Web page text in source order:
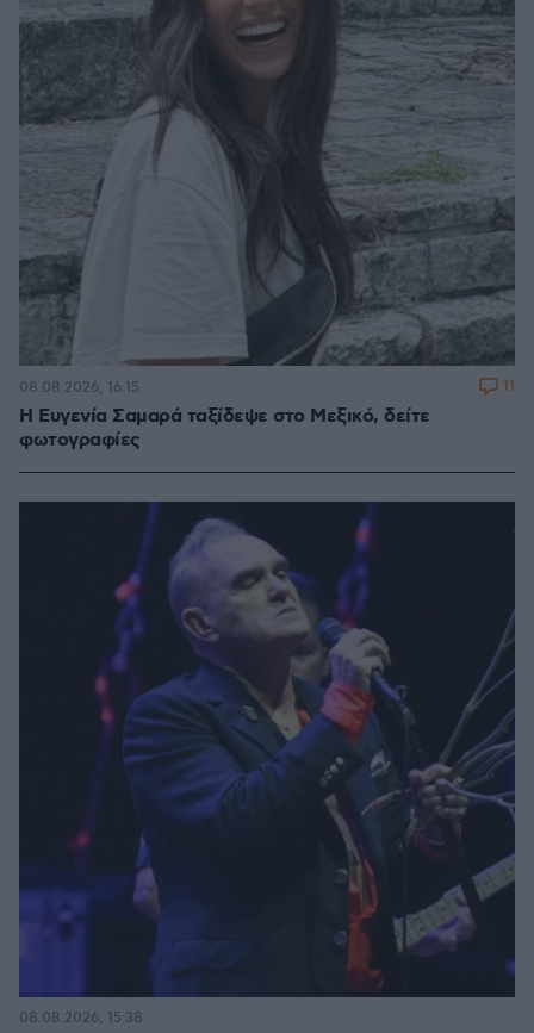
Η Ευγενία Σαμαρά ταξίδεψε στο Μεξικό, δείτε
φωτογραφίες
08.08.2026, 16:15 11
08.08.2026, 15:38